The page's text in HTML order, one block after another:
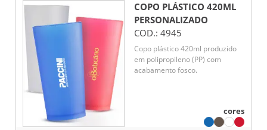
COPO PLÁSTICO 420ML
PERSONALIZADO
COD.: 4945
Copo plástico 420ml produzido
em polipropileno (PP) com
acabamento fosco.
cores